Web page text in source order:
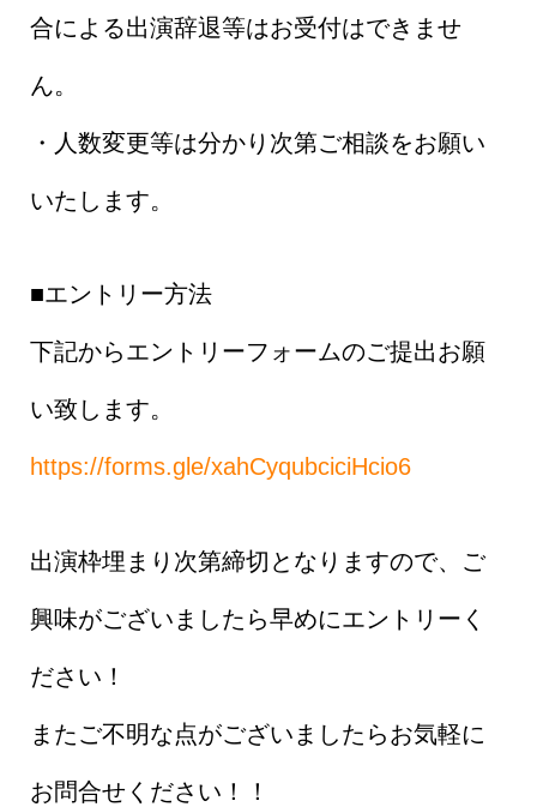
合による出演辞退等はお受付はできませ
ん。
・人数変更等は分かり次第ご相談をお願い
いたします。
■エントリー方法
下記からエントリーフォームのご提出お願
い致します。
https://forms.gle/xahCyqubciciHcio6
出演枠埋まり次第締切となりますので、ご
興味がございましたら早めにエントリーく
ださい！
またご不明な点がございましたらお気軽に
お問合せください！！